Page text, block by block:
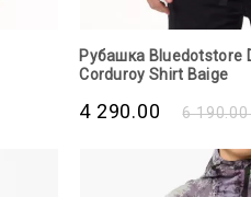
Рубашка Bluedotstore
Corduroy Shirt Baige
6 190.00
4 290.00